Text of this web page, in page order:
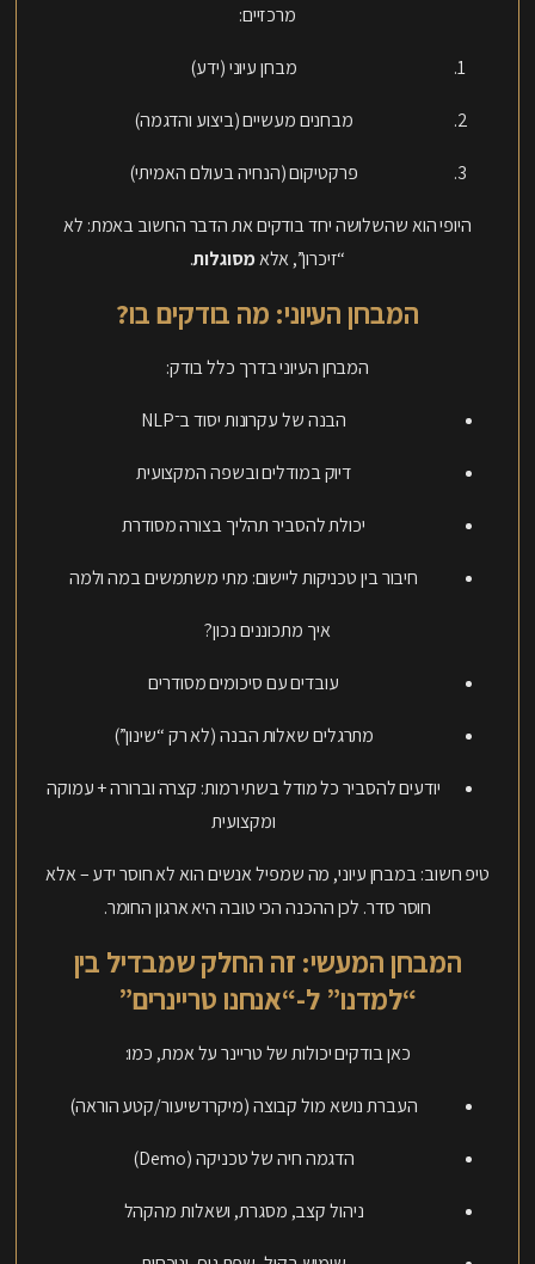
מרכזיים:
מבחן עיוני (ידע)
מבחנים מעשיים (ביצוע והדגמה)
פרקטיקום (הנחיה בעולם האמיתי)
היופי הוא שהשלושה יחד בודקים את הדבר החשוב באמת: לא
“זיכרון”, אלאמסוגלות.
המבחן העיוני: מה בודקים בו?
המבחן העיוני בדרך כלל בודק:
הבנה של עקרונות יסוד ב־NLP
דיוק במודלים ובשפה המקצועית
יכולת להסביר תהליך בצורה מסודרת
חיבור בין טכניקות ליישום: מתי משתמשים במה ולמה
איך מתכוננים נכון?
עובדים עם סיכומים מסודרים
מתרגלים שאלות הבנה (לא רק “שינון”)
יודעים להסביר כל מודל בשתי רמות: קצרה וברורה + עמוקה
ומקצועית
טיפ חשוב: במבחן עיוני, מה שמפיל אנשים הוא לא חוסר ידע – אלא
חוסר סדר. לכן ההכנה הכי טובה היא ארגון החומר.
המבחן המעשי: זה החלק שמבדיל בין
“למדנו” ל-“אנחנו טריינרים”
כאן בודקים יכולות של טריינר על אמת, כמו:
העברת נושא מול קבוצה (מיקרו־שיעור/קטע הוראה)
הדגמה חיה של טכניקה (Demo)
ניהול קצב, מסגרת, ושאלות מהקהל